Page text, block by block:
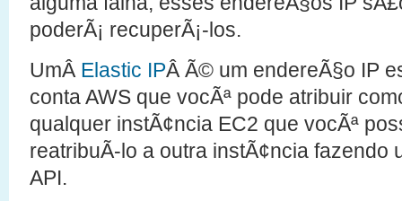
poderÃ¡ recuperÃ¡-los.
UmÂ Elastic IPÂ Ã© um endereÃ§o IP
conta AWS que vocÃª pode atribuir
qualquer instÃ¢ncia EC2 que vocÃª
reatribuÃ­-lo a outra instÃ¢ncia fazendo
API.